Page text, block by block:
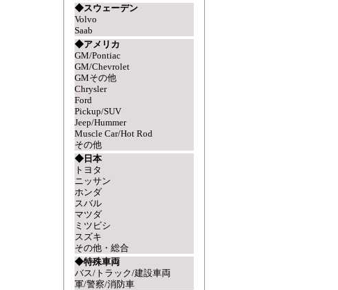
◆スウェーデン
Volvo
Saab
◆アメリカ
GM/Pontiac
GM/Chevrolet
GMその他
Chrysler
Ford
Pickup/SUV
Jeep/Hummer
Muscle Car/Hot Rod
その他
◆日本
トヨタ
ニッサン
ホンダ
スバル
マツダ
ミツビシ
スズキ
その他・総合
◆特殊車両
バス/トラック/建設車両
軍/警察/消防車